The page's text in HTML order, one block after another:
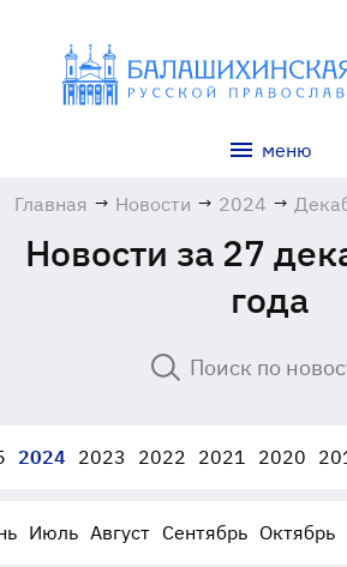
меню
Главная → Новости → 2024 →
Новости за 27
года
2024 2023 2022 2021 2020
Июль Август Сентябрь Октябрь